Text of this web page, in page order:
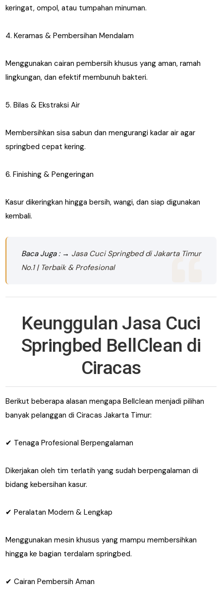
keringat, ompol, atau tumpahan minuman.
4. Keramas & Pembersihan Mendalam
Menggunakan cairan pembersih khusus yang aman, ramah
lingkungan, dan efektif membunuh bakteri.
5. Bilas & Ekstraksi Air
Membersihkan sisa sabun dan mengurangi kadar air agar
springbed cepat kering.
6. Finishing & Pengeringan
Kasur dikeringkan hingga bersih, wangi, dan siap digunakan
kembali.
Baca Juga : → Jasa Cuci Springbed di Jakarta Timur
No.1 | Terbaik & Profesional
Keunggulan Jasa Cuci
Springbed BellClean di
Ciracas
Berikut beberapa alasan mengapa Bellclean menjadi pilihan
banyak pelanggan di Ciracas Jakarta Timur:
✔ Tenaga Profesional Berpengalaman
Dikerjakan oleh tim terlatih yang sudah berpengalaman di
bidang kebersihan kasur.
✔ Peralatan Modern & Lengkap
Menggunakan mesin khusus yang mampu membersihkan
hingga ke bagian terdalam springbed.
✔ Cairan Pembersih Aman